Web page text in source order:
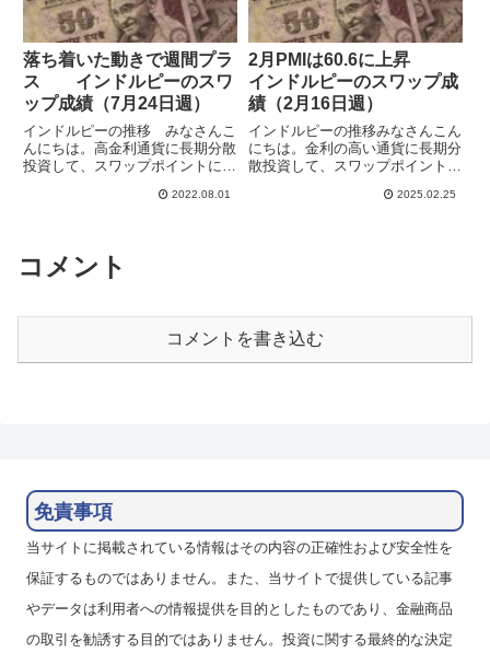
落ち着いた動きで週間プラ
ス インドルピーのスワ
ップ成績（7月24日週）
インドルピーの推移 みなさんこ
んにちは。高金利通貨に長期分散
投資して、スワップポイントによ
ーロ/インドルピーはユーロ/米ド
ているので、かなりスワポ運用...
2022.08.01
2月PMIは60.6に上昇
インドルピーのスワップ成
績（2月16日週）
インドルピーの推移みなさんこん
にちは。金利の高い通貨に長期分
散投資して、スワップポイントに
毎週自身の記録もかねてブログで
2025.02.25
コメント
コメントを書き込む
免責事項
当サイトに掲載されている情報はその内容の正確性および安全性を
保証するものではありません。また、当サイトで提供している記事
やデータは利用者への情報提供を目的としたものであり、金融商品
の取引を勧誘する目的ではありません。投資に関する最終的な決定